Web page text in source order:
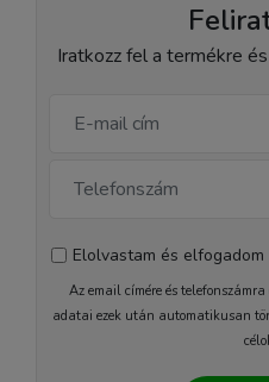
Iratkozz fel a termékre
Elolvastam és elfogadom
Az email címére és
adatai ezek után automatikusan